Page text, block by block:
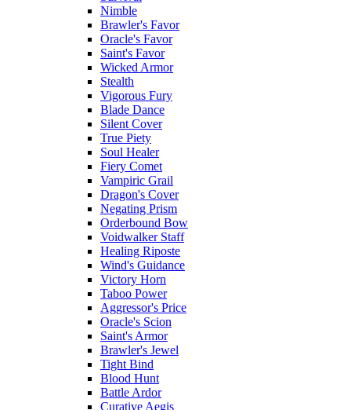
Nimble
Brawler's Favor
Oracle's Favor
Saint's Favor
Wicked Armor
Stealth
Vigorous Fury
Blade Dance
Silent Cover
True Piety
Soul Healer
Fiery Comet
Vampiric Grail
Dragon's Cover
Negating Prism
Orderbound Bow
Voidwalker Staff
Healing Riposte
Wind's Guidance
Victory Horn
Taboo Power
Aggressor's Price
Oracle's Scion
Saint's Armor
Brawler's Jewel
Tight Bind
Blood Hunt
Battle Ardor
Curative Aegis